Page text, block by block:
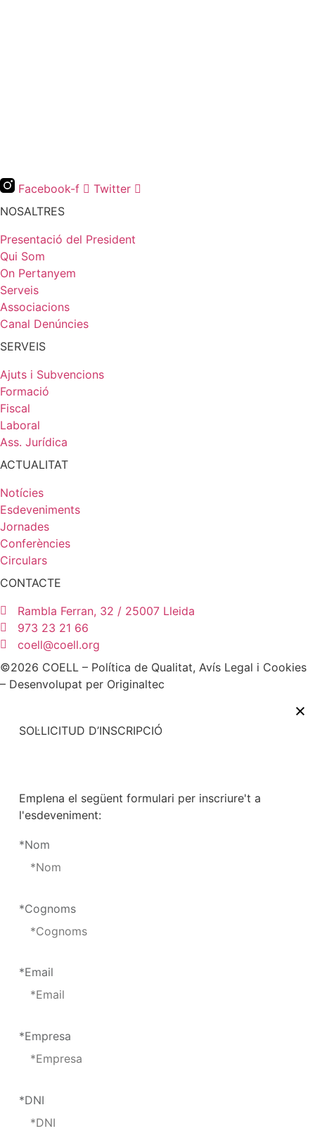
Facebook-f
Twitter
NOSALTRES
Presentació del President
Qui Som
On Pertanyem
Serveis
Associacions
Canal Denúncies
SERVEIS
Ajuts i Subvencions
Formació
Fiscal
Laboral
Ass. Jurídica
ACTUALITAT
Notícies
Esdeveniments
Jornades
Conferències
Circulars
CONTACTE
Rambla Ferran, 32 / 25007 Lleida
973 23 21 66
coell@coell.org
©2026 COELL – Política de Qualitat, Avís Legal i Cookies
– Desenvolupat per Originaltec
SOL·LICITUD D’INSCRIPCIÓ
Emplena el següent formulari per inscriure't a
l'esdeveniment:
*Nom
*Cognoms
*Email
*Empresa
*DNI